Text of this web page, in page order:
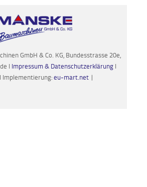
GmbH & Co. KG, Bundesstrasse 20e,
I Impressum & Datenschutzerklärung I
I Implementierung:eu-mart.net |